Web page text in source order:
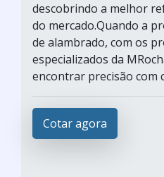
descobrindo a melhor
do mercado.Quando a
de alambrado, com os
especializados da
encontrar precisão com
Cotar agora